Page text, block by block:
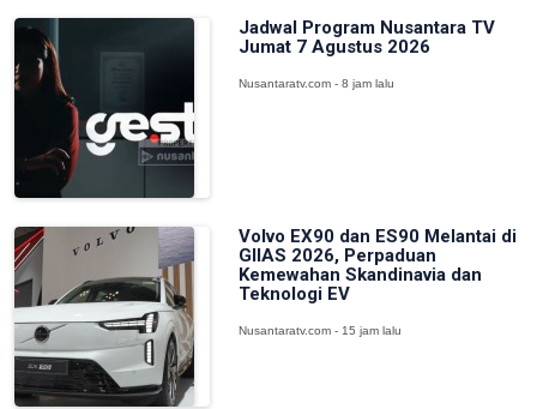
Jadwal Program Nusantara TV
Jumat 7 Agustus 2026
Nusantaratv.com - 8 jam lalu
Volvo EX90 dan ES90 Melantai di
GIIAS 2026, Perpaduan
Kemewahan Skandinavia dan
Teknologi EV
Nusantaratv.com - 15 jam lalu